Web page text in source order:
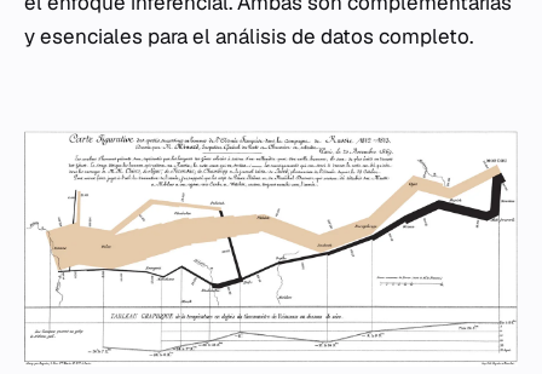
y esenciales para el análisis de datos completo.